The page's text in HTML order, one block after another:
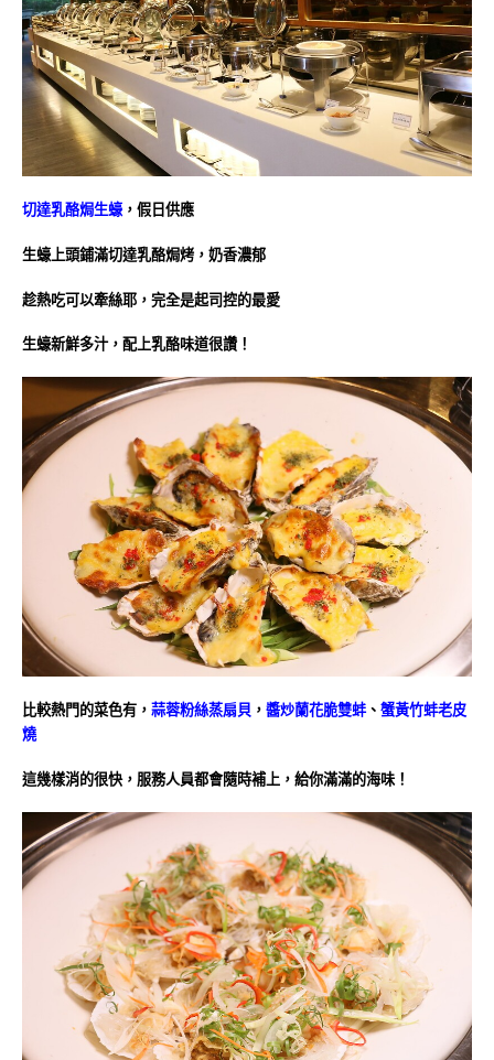
切達乳酪焗生蠔 ，假日供應
生蠔上頭鋪滿切達乳酪焗烤，奶香濃郁
趁熱吃可以牽絲耶，完全是起司控的最愛
生蠔新鮮多汁，配上乳酪味道很讚！
比較熱門的菜色有， 蒜蓉粉絲蒸扇貝 ， 醬炒蘭花脆雙蚌、 蟹黃竹蚌老皮
燒
這幾樣消的很快，服務人員都會隨時補上，給你滿滿的海味！